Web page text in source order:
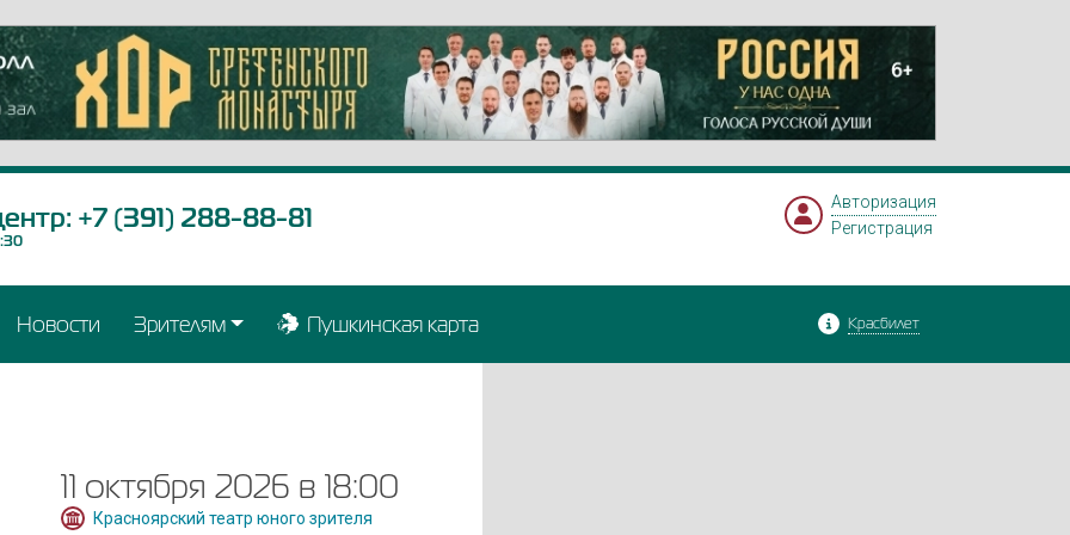
+7 (391) 288-88-81
Авторизация
Регистрация
Новости Зрителям Пушкинская карта Красбилет
11 октября 2026 в 18:00
Красноярский театр юного зрителя